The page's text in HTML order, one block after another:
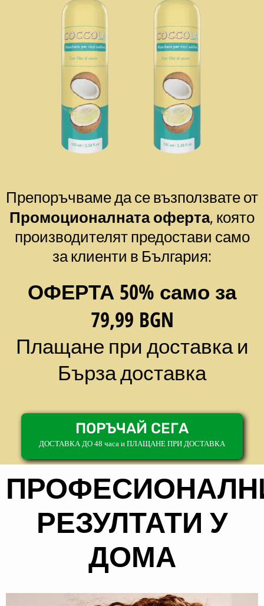
Препоръчваме да се възползвате от
Промоционалната оферта, която
производителят предостави само
за клиенти в България:
ОФЕРТА 50% само за
79,99 BGN
Плащане при доставка и
Бърза доставка
ПОРЪЧАЙ СЕГА
ДОСТАВКА ДО 48 часа и ПЛАЩАНЕ ПРИ ДОСТАВКА
РЕЗУЛТАТИ У
ДОМА